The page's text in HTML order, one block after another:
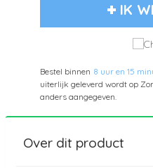
IK
Bestel binnen 8 uur en 15
uiterlijk geleverd wordt op
anders aangegeven.
Over dit product